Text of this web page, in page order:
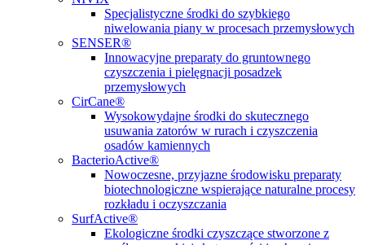
Specjalistyczne środki do szybkiego
niwelowania piany w procesach przemysłowych
SENSER®
Innowacyjne preparaty do gruntownego
czyszczenia i pielęgnacji posadzek
przemysłowych
CirCane®
Wysokowydajne środki do skutecznego
usuwania zatorów w rurach i czyszczenia
osadów kamiennych
BacterioActive®
Nowoczesne, przyjazne środowisku preparaty
biotechnologiczne wspierające naturalne procesy
rozkładu i oczyszczania
SurfActive®
Ekologiczne środki czyszczące stworzone z